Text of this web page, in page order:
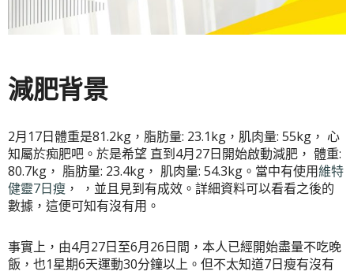
減肥背景
2月17日體重是81.2kg，脂肪量: 23.1kg，肌肉量: 55kg， 心
知屬於痴肥吧。於是希望 直到4月27日開始啟動減肥， 體重:
80.7kg， 脂肪量: 23.4kg， 肌肉量: 54.3kg。當中有使用維特
健靈7日瘦 ， ，並且見到有成效。詳細資料可以看看之後的
數據，這便可知有沒有用。
事實上，由4月27日至6月26日間，本人已經開始盡量不吃晚
飯，也1星期6天運動30分鐘以上。但不太知道7日瘦有沒有